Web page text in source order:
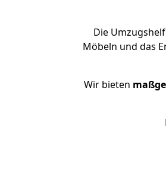
Die
Möbeln und das
Wir bieten